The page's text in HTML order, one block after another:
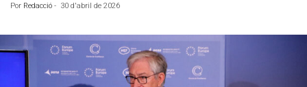
Por Redacció - 30 d'abril de 2026